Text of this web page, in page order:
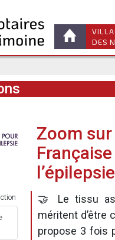
DES
Zoom
🤝 Le tissu
méritent d’être
propose 3 fois